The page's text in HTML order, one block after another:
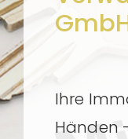
Ihre
Händen